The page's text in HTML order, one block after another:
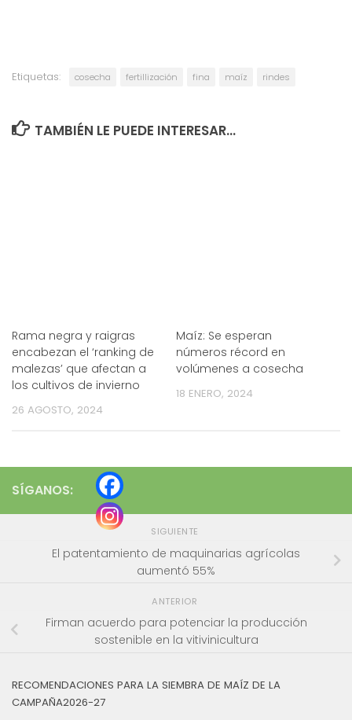
Etiquetas: cosecha fertillización fina maíz rindes
TAMBIÉN LE PUEDE INTERESAR...
Rama negra y raigras
encabezan el ‘ranking de
malezas’ que afectan a
los cultivos de invierno
26 AGOSTO, 2024
Maíz: Se esperan
números récord en
volúmenes a cosecha
18 ENERO, 2024
SÍGANOS:
SIGUIENTE
El patentamiento de maquinarias agrícolas
aumentó 55%
ANTERIOR
Firman acuerdo para potenciar la producción
sostenible en la vitivinicultura
RECOMENDACIONES PARA LA SIEMBRA DE MAÍZ DE LA
CAMPAÑA2026-27